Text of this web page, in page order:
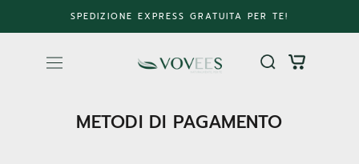
al
SPEDIZIONE EXPRESS GRATUITA PER TE!
METODI DI PAGAMENTO